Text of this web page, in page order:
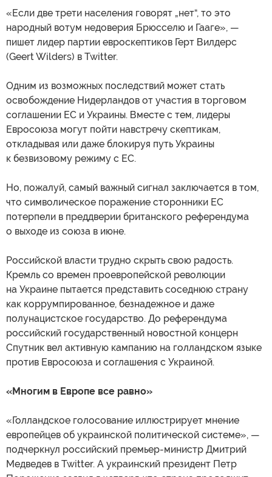
«Если две трети населения говорят „нет“, то это
народный вотум недоверия Брюсселю и Гааге», —
пишет лидер партии евроскептиков Герт Вилдерс
(Geert Wilders) в Twitter.
Одним из возможных последствий может стать
освобождение Нидерландов от участия в торговом
соглашении ЕС и Украины. Вместе с тем, лидеры
Евросоюза могут пойти навстречу скептикам,
откладывая или даже блокируя путь Украины
к безвизовому режиму с ЕС.
Но, пожалуй, самый важный сигнал заключается в том,
что символическое поражение сторонники ЕС
потерпели в преддверии британского референдума
о выходе из союза в июне.
Российской власти трудно скрыть свою радость.
Кремль со времен проевропейской революции
на Украине пытается представить соседнюю страну
как коррумпированное, безнадежное и даже
полунацистское государство. До референдума
российский государственный новостной концерн
Спутник вел активную кампанию на голландском языке
против Евросоюза и соглашения с Украиной.
«Многим в Европе все равно»
«Голландское голосование иллюстрирует мнение
европейцев об украинской политической системе», —
подчеркнул российский премьер-министр Дмитрий
Медведев в Twitter. А украинский президент Петр